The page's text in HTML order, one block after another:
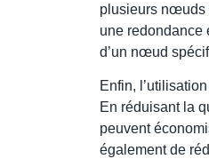
plusieurs nœuds
une redondance
d’un nœud
Enfin,
En réduisant la
peuvent
également de